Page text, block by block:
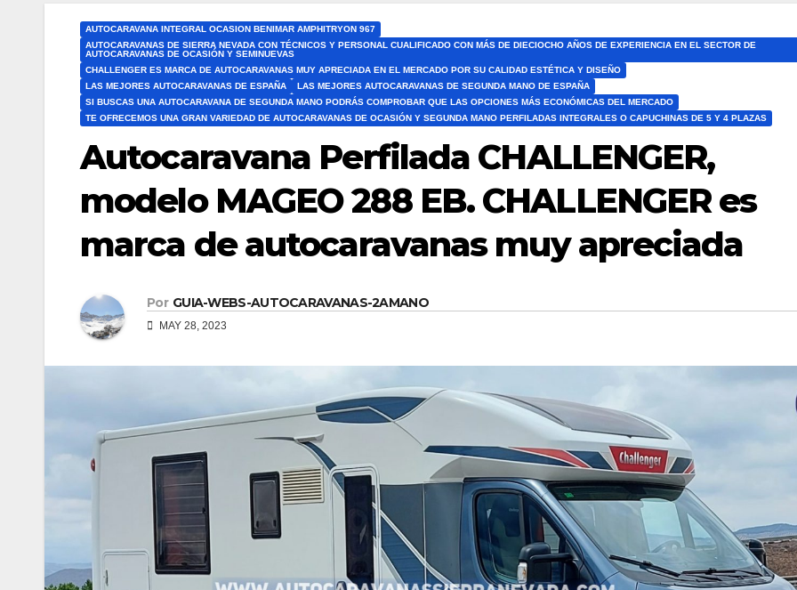
AUTOCARAVANA INTEGRAL OCASION BENIMAR AMPHITRYON 967
AUTOCARAVANAS DE SIERRA NEVADA CON TÉCNICOS Y PERSONAL CUALIFICADO CON MÁS DE DIECIOCHO AÑOS DE EXPERIENCIA EN EL SECTOR DE
AUTOCARAVANAS DE OCASIÓN Y SEMINUEVAS
CHALLENGER ES MARCA DE AUTOCARAVANAS MUY APRECIADA EN EL MERCADO POR SU CALIDAD ESTÉTICA Y DISEÑO
LAS MEJORES AUTOCARAVANAS DE ESPAÑA
LAS MEJORES AUTOCARAVANAS DE SEGUNDA MANO DE ESPAÑA
SI BUSCAS UNA AUTOCARAVANA DE SEGUNDA MANO PODRÁS COMPROBAR QUE LAS OPCIONES MÁS ECONÓMICAS DEL MERCADO
TE OFRECEMOS UNA GRAN VARIEDAD DE AUTOCARAVANAS DE OCASIÓN Y SEGUNDA MANO PERFILADAS INTEGRALES O CAPUCHINAS DE 5 Y 4 PLAZAS
Autocaravana Perfilada CHALLENGER,
modelo MAGEO 288 EB. CHALLENGER es
marca de autocaravanas muy apreciada
Por GUIA-WEBS-AUTOCARAVANAS-2AMANO
MAY 28, 2023